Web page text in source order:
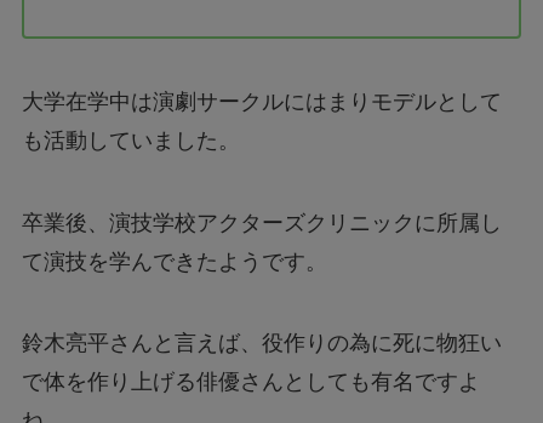
大学在学中は演劇サークルにはまりモデルとして
も活動していました。
卒業後、演技学校アクターズクリニックに所属し
て演技を学んできたようです。
鈴木亮平さんと言えば、役作りの為に死に物狂い
で体を作り上げる俳優さんとしても有名ですよ